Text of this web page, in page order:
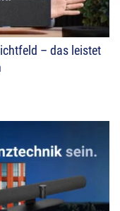
– das leistet